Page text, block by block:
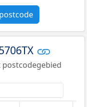
postcodegebied